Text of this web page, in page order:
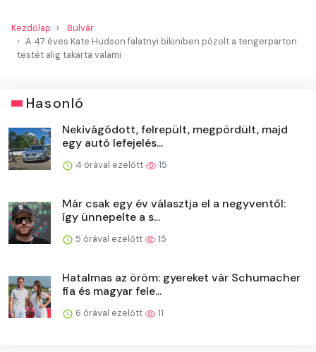
Kezdőlap
Bulvár
A 47 éves Kate Hudson falatnyi bikiniben pózolt a tengerparton:
testét alig takarta valami
Hasonló
Nekivágódott, felrepült, megpördült, majd
egy autó lefejelés...
4 órával ezelőtt 15
Már csak egy év választja el a negyventől:
így ünnepelte a s...
5 órával ezelőtt 15
Hatalmas az öröm: gyereket vár Schumacher
fia és magyar fele...
6 órával ezelőtt 11